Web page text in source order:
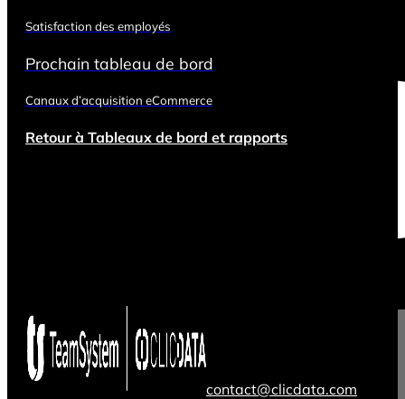
Satisfaction des employés
Prochain tableau de bord
Canaux d’acquisition eCommerce
Retour à Tableaux de bord et rapports
contact@clicdata.com